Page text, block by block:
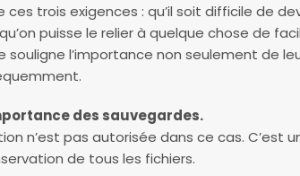
ces trois exigences : qu’il soit difficile de
puisse le relier à quelque chose de
souligne l’importance non seulement de
des sauvegardes.
n’est pas autorisée dans ce cas.
de tous les fichiers.